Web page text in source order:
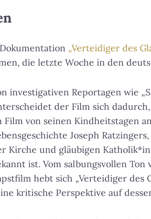
„Verteidiger des
die letzte Woche in den
investigativen Reportagen wie
der Film sich
Film von seinen Kindheitstagen
Joseph
Kirche und gläubigen
ist. Vom salbungsvollen Ton
hebt sich „Verteidiger des
kritische Perspektive auf